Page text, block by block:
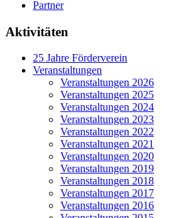
Partner
Aktivitäten
25 Jahre Förderverein
Veranstaltungen
Veranstaltungen 2026
Veranstaltungen 2025
Veranstaltungen 2024
Veranstaltungen 2023
Veranstaltungen 2022
Veranstaltungen 2021
Veranstaltungen 2020
Veranstaltungen 2019
Veranstaltungen 2018
Veranstaltungen 2017
Veranstaltungen 2016